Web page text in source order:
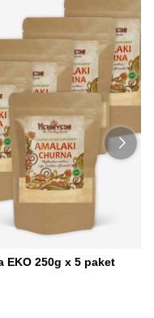
EKO 250g x 5 paket